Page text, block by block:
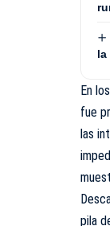
la
En
fue
las
pila